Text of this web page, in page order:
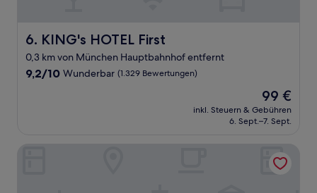
6. KING's HOTEL First
KING's HOTEL First
0,3 km von München Hauptbahnhof entfernt
9.2
9,2/10 Wunderbar (1.329 Bewertungen)
Der
Preis
beträgt
99 €
inkl. Steuern & Gebühren
6. Sept.–7. Sept.